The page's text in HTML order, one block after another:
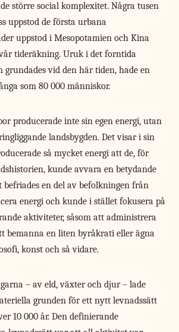
större social komplexitet. Några tusen
uppstod de första urbana
uppstod i Mesopotamien och Kina
tideräkning. Uruk i det forntida
grundades vid den här tiden, hade en
som 80 000 människor.
producerade inte sin egen energi, utan
landsbygden. Det visar i sin
så mycket energi att de, för
kunde avvara en betydande
befriades en del av befolkningen från
energi och kunde i stället fokusera på
aktiviteter, såsom att administrera
bemanna en liten byråkrati eller ägna
konst och så vidare.
– av eld, växter och djur – lade
grunden för ett nytt levnadssätt
10 000 år. Den definierande